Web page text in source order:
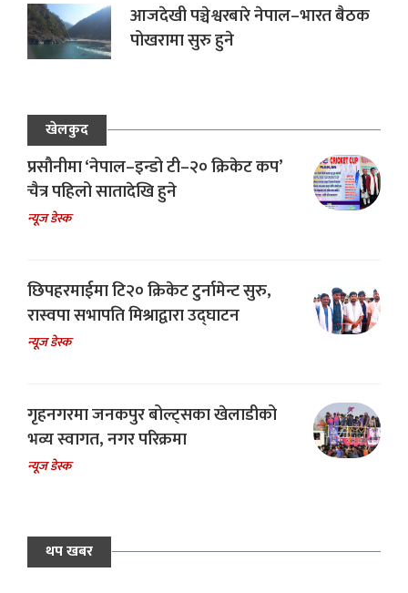
आजदेखी पञ्चेश्वरबारे नेपाल–भारत बैठक
पोखरामा सुरु हुने
खेलकुद
प्रसौनीमा ‘नेपाल–इन्डो टी–२० क्रिकेट कप’
चैत्र पहिलो सातादेखि हुने
न्यूज डेस्क
छिपहरमाईमा टि२० क्रिकेट टुर्नामेन्ट सुरु,
रास्वपा सभापति मिश्राद्वारा उद्घाटन
न्यूज डेस्क
गृहनगरमा जनकपुर बोल्ट्सका खेलाडीको
भव्य स्वागत, नगर परिक्रमा
न्यूज डेस्क
थप खबर